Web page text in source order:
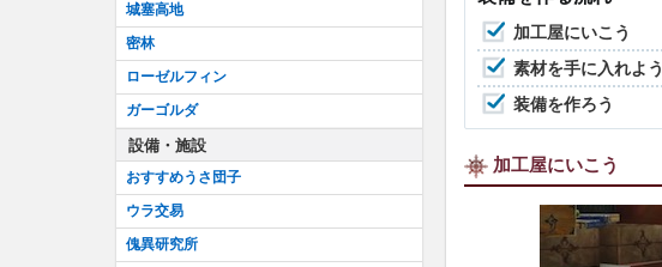
加工屋にいこう
素材を手に入れよう
装備を作ろう
加工屋にいこう
城塞高地
密林
ローゼルフィン
ガーゴルダ
設備・施設
おすすめうさ団子
ウラ交易
傀異研究所